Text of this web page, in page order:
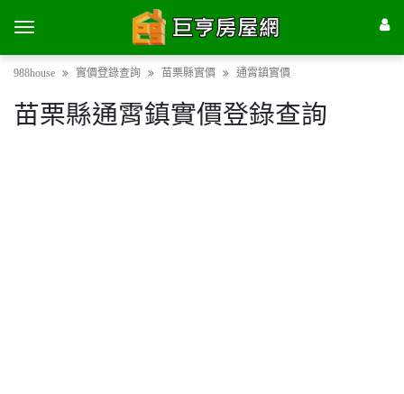
988house 實價登錄查詢 苗栗縣實價 通霄鎮實價
苗栗縣通霄鎮實價登錄查詢